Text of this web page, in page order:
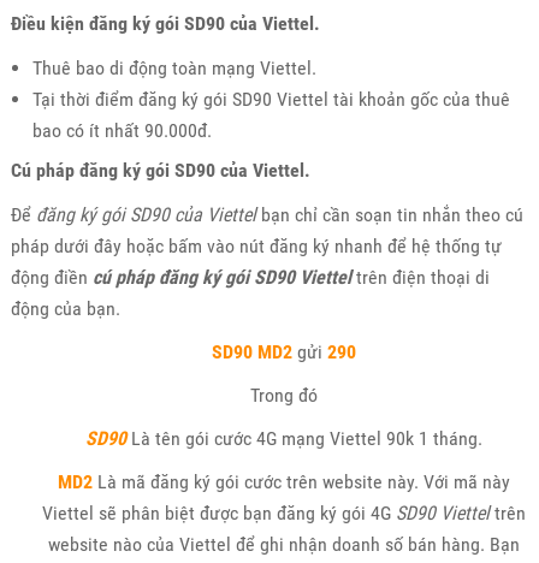
Điều kiện đăng ký gói SD90 của Viettel.
Thuê bao di động toàn mạng Viettel.
Tại thời điểm đăng ký gói SD90 Viettel tài khoản gốc của thuê
bao có ít nhất 90.000đ.
Cú pháp đăng ký gói SD90 của Viettel.
Để đăng ký gói SD90 của Viettelbạn chỉ cần soạn tin nhắn theo cú
pháp dưới đây hoặc bấm vào nút đăng ký nhanh để hệ thống tự
động điền cú pháp đăng ký gói SD90 Vietteltrên điện thoại di
động của bạn.
SD90 MD2gửi 290
Trong đó
SD90 Là tên gói cước 4G mạng Viettel 90k 1 tháng.
MD2 Là mã đăng ký gói cước trên website này. Với mã này
Viettel sẽ phân biệt được bạn đăng ký gói 4G SD90 Vietteltrên
website nào của Viettel để ghi nhận doanh số bán hàng. Bạn